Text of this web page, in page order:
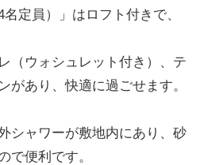
名定員）」はロフト付きで、
（ウォシュレット付き）、テ
があり、快適に過ごせます。
シャワーが敷地内にあり、砂
で便利です。